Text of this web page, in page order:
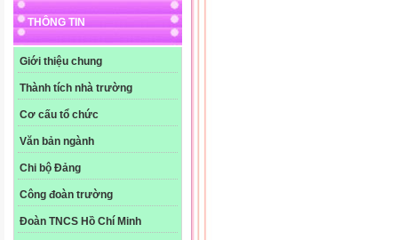
THÔNG TIN
Giới thiệu chung
Thành tích nhà trường
Cơ cấu tổ chức
Văn bản ngành
Chi bộ Đảng
Công đoàn trường
Đoàn TNCS Hồ Chí Minh